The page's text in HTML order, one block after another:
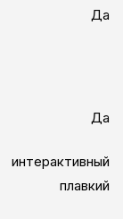
Да
Да
интерактивный
плавкий